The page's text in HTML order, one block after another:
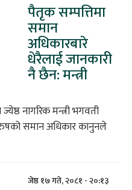
पैतृक सम्पत्तिमा
समान
अधिकारबारे
धेरैलाई जानकारी
नै छैन: मन्त्री
नागरिक मन्त्री भगवती
समान अधिकार कानुनले
जेष्ठ १७ गते, २०८१ - २०:१३